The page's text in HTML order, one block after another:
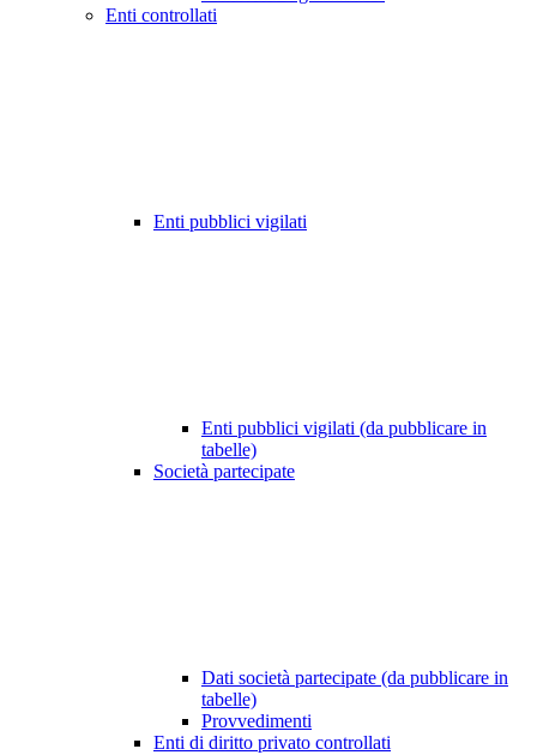
Enti controllati
Enti pubblici vigilati
Enti pubblici vigilati (da pubblicare in
tabelle)
Società partecipate
Dati società partecipate (da pubblicare in
tabelle)
Provvedimenti
Enti di diritto privato controllati